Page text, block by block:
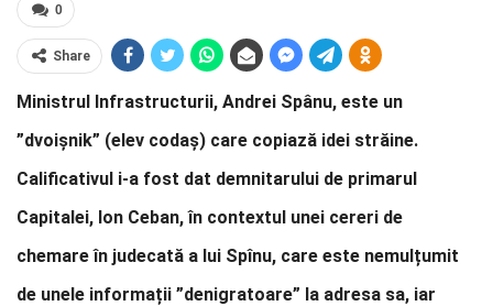
0
Share
Ministrul Infrastructurii, Andrei Spânu, este un
”dvoișnik” (elev codaș) care copiază idei străine.
Calificativul i-a fost dat demnitarului de primarul
Capitalei, Ion Ceban, în contextul unei cereri de
chemare în judecată a lui Spînu, care este nemulțumit
de unele informații ”denigratoare” la adresa sa, iar